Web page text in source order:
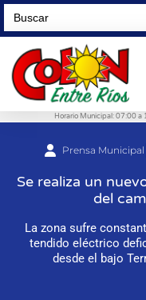
Search
for:
Horario Municipal: 07:00 a
Prensa Municipal
Se realiza un
del
La zona sufre
tendido eléctrico
desde el bajo